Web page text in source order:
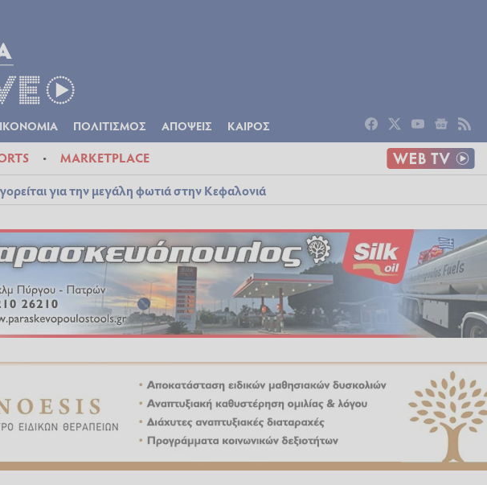
ΠΟΛΙΤΙΣΜΟΣ ΑΠΟΨΕΙΣ ΚΑΙΡΟΣ
MARKETPLACE
για την μεγάλη φωτιά στην Κεφαλονιά